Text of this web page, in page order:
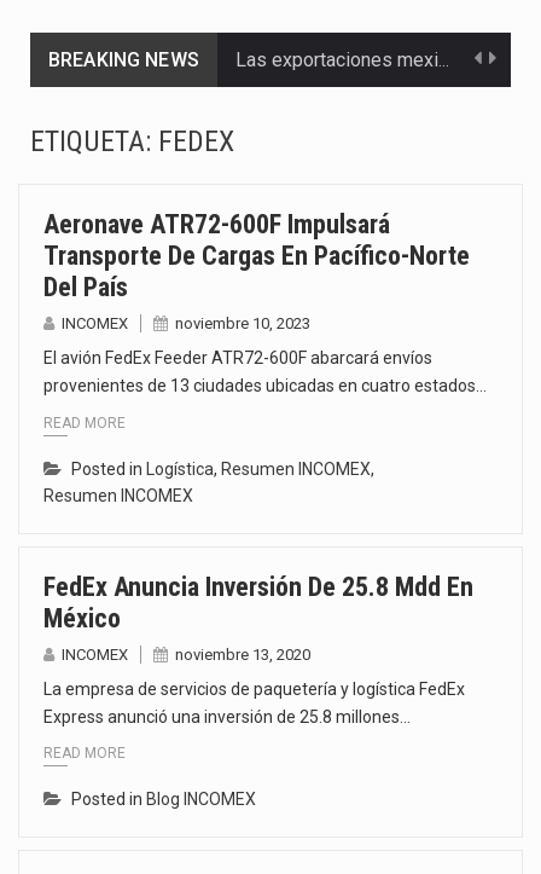
BREAKING NEWS Las exportaciones mexicanas de vehículos ligeros disminuyeron 9.67 % en julio a tasa anual, alcanzando…
La industria automotriz mexicana concentra más de la mitad de las quejas bajo el Mecanismo…
ETIQUETA: FEDEX
Aeronave ATR72-600F Impulsará
Transporte De Cargas En Pacífico-Norte
Del País
INCOMEX noviembre 10, 2023
El avión FedEx Feeder ATR72-600F abarcará envíos
provenientes de 13 ciudades ubicadas en cuatro estados…
READ MORE
Posted in Logística, Resumen INCOMEX,
Resumen INCOMEX
FedEx Anuncia Inversión De 25.8 Mdd En
México
INCOMEX noviembre 13, 2020
La empresa de servicios de paquetería y logística FedEx
Express anunció una inversión de 25.8 millones…
READ MORE
Posted in Blog INCOMEX